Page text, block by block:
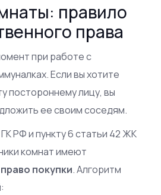
правило
права
при работе с
Если вы хотите
постороннему лицу, вы
ее своим соседям.
РФ и пункту 6 статьи 42 ЖК
комнат имеют
покупки. Алгоритм